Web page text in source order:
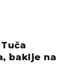
baklje na